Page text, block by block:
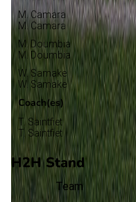
M. Camara
M. Camara
M. Doumbia
M. Doumbia
W. Samake
W. Samake
Coach(es)
T. Saintfiet
T. Saintfiet
H2H Stand
Team